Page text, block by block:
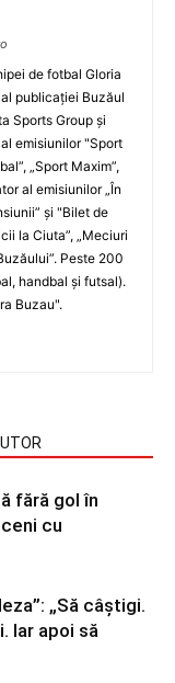
de fotbal Gloria
al publicaţiei Buzăul
Sports Group şi
emisiunilor "Sport
„Sport Maxim”,
al emisiunilor „În
şi "Bilet de
la Ciuta”, „Meciuri
Peste 200
handbal şi futsal).
Buzau".
fără gol în
cu
„Să câștigi.
Iar apoi să